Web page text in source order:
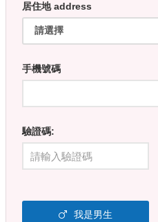
居住地 address
手機號碼
驗證碼:
我是男生